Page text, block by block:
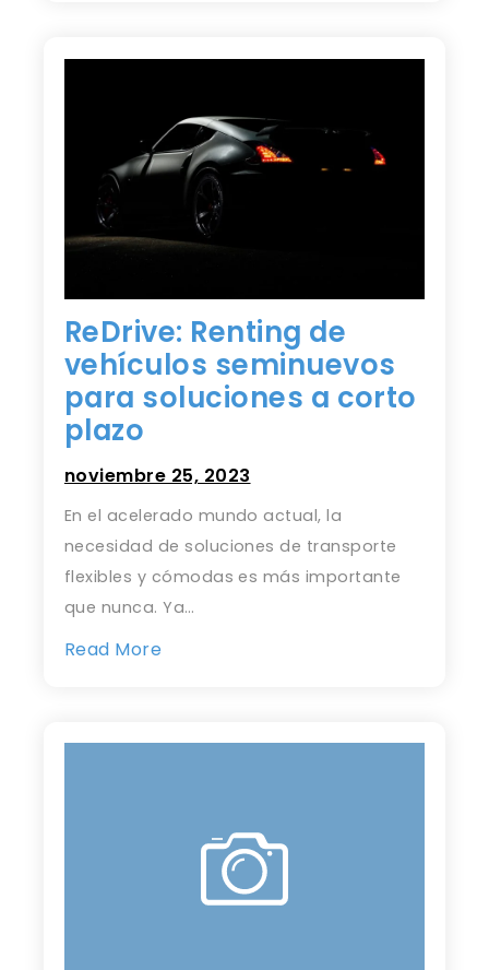
ReDrive: Renting de
vehículos seminuevos
para soluciones a corto
plazo
noviembre 25, 2023
En el acelerado mundo actual, la
necesidad de soluciones de transporte
flexibles y cómodas es más importante
que nunca. Ya…
Read More